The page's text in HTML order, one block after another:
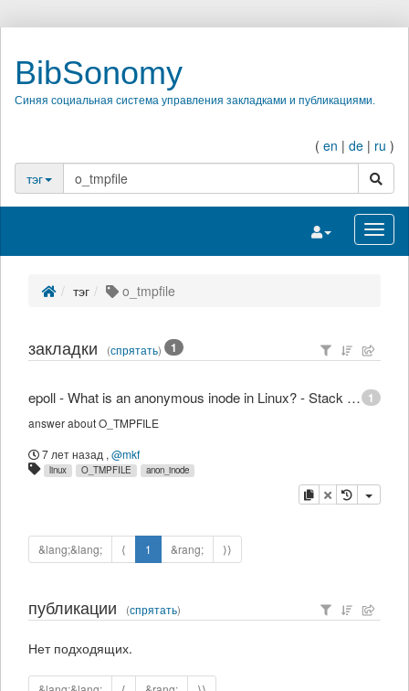
BibSonomy
Синяя социальная система управления закладками и публикациями.
( en | de | ru )
тэг
поиск
Переключить
тэг o_tmpfile
закладки (спрятать) 1
1
epoll - What is an anonymous inode in Linux? - Stack Overflow
answer about O_TMPFILE
7 лет назад , @mkf
linux O_TMPFILE anon_inode
копировать
удалить
&lang;&lang; ⟨ 1 &rang; ⟩⟩
публикации (спрятать)
Нет подходящих.